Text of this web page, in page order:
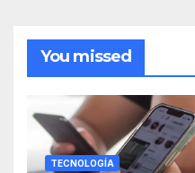
You missed
TECNOLOGÍA